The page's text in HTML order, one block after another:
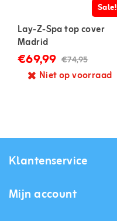
Sale!
Lay-Z-Spa top cover
Madrid
€69,99 €74,95
Niet op voorraad
Klantenservice
Mijn account